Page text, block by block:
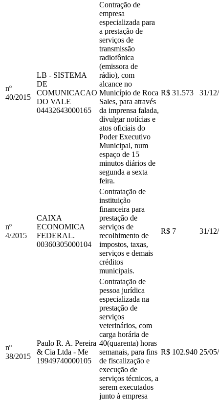
nº
40/2015
LB - SISTEMA
DE
COMUNICACAO
DO VALE
04432643000165
Contração de
empresa
especializada para
a prestação de
serviços de
transmissão
radiofônica
(emissora de
rádio), com
alcance no
Município de Roca
Sales, para através
da imprensa falada,
divulgar notícias e
atos oficiais do
Poder Executivo
Municipal, num
espaço de 15
minutos diários de
segunda a sexta
feira.
R$ 31.573 31/
nº
4/2015
CAIXA
ECONOMICA
FEDERAL.
00360305000104
Contratação de
instituição
financeira para
prestação de
serviços de
recolhimento de
impostos, taxas,
serviços e demais
créditos
municipais.
R$ 7 31/
nº
38/2015
Paulo R. A. Pereira
& Cia Ltda - Me
19949740000105
Contratação de
pessoa jurídica
especializada na
prestação de
serviços
veterinários, com
carga horária de
40(quarenta) horas
semanais, para fins
de fiscalização e
execução de
serviços técnicos, a
serem executados
junto à empresa
R$ 102.940 25/